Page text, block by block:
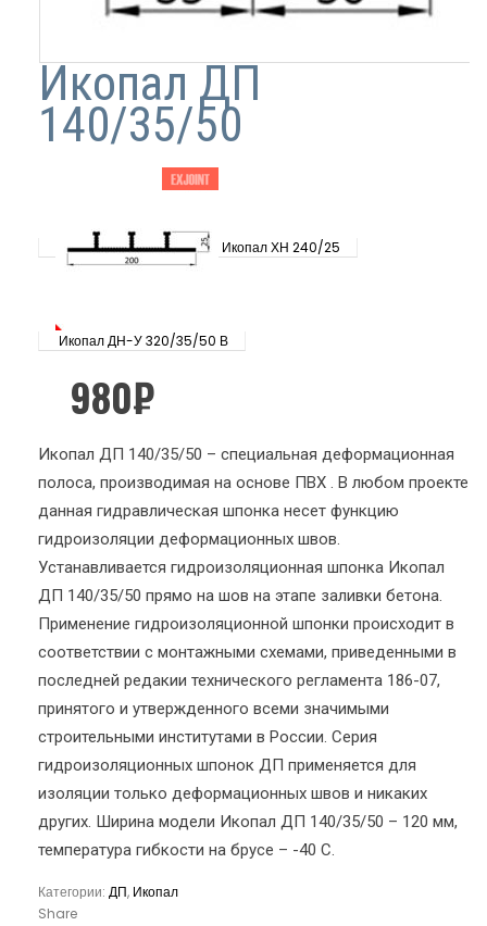
Икопал ДП
140/35/50
Икопал ХН 240/25
Икопал ДН-У 320/35/50 В
980₽
Икопал ДП 140/35/50 – специальная деформационная
полоса, производимая на основе ПВХ . В любом проекте
данная гидравлическая шпонка несет функцию
гидроизоляции деформационных швов.
Устанавливается гидроизоляционная шпонка Икопал
ДП 140/35/50 прямо на шов на этапе заливки бетона.
Применение гидроизоляционной шпонки происходит в
соответствии с монтажными схемами, приведенными в
последней редакии технического регламента 186-07,
принятого и утвержденного всеми значимыми
строительными институтами в России. Серия
гидроизоляционных шпонок ДП применяется для
изоляции только деформационных швов и никаких
других. Ширина модели Икопал ДП 140/35/50 – 120 мм,
температура гибкости на брусе – -40 С.
Категории: ДП, Икопал
Share